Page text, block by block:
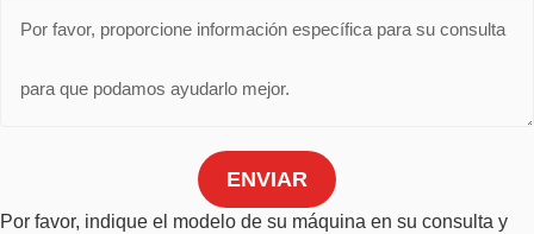
ENVIAR
Por favor, indique el modelo de su máquina en su consulta y